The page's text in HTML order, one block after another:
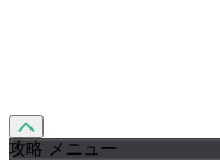
攻略 メニュー